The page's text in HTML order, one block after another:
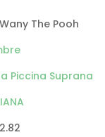
The Pooh
Piccina Suprana